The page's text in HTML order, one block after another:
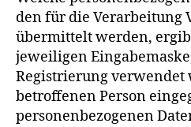
den für die Verarbeitung
übermittelt werden,
jeweiligen
Registrierung verwendet
betroffenen Person
personenbezogenen